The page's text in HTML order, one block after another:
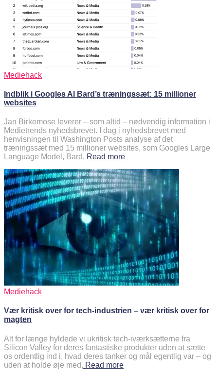
Mediehack
Indblik i Googles AI Bard’s træningssæt: 15 millioner
websites
Jan Birkemose leverer – som altid – nødvendig information i
Medietrends nyhedsbrevet. I dag i nyhedsbrevet med
henvisningen til Washington Posts analyse af det
træningssæt med 15 millioner websites, som Googles Large
Language Model, Bard, Read more
Mediehack
Vær kritisk over for tech-industrien – vær kritisk over for
magten
Alt for længe hyldede vi ukritisk tech-iværksætterne fra
Silicon Valley for deres fantastiske produkter uden at sætte
os ordentlig ind i, hvad deres tanker og mål egentlig var – og
uden at holde øje med, Read more